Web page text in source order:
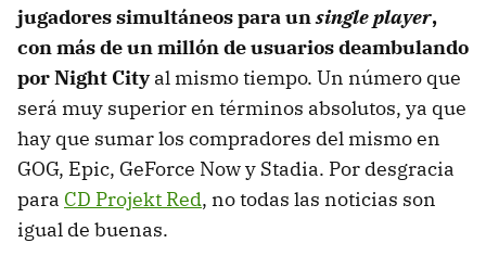
jugadores simultáneos para unsingle player,
con más de un millón de usuarios deambulando
por Night Cityal mismo tiempo. Un número que
será muy superior en términos absolutos, ya que
hay que sumar los compradores del mismo en
GOG, Epic, GeForce Now y Stadia. Por desgracia
para CD Projekt Red, no todas las noticias son
igual de buenas.